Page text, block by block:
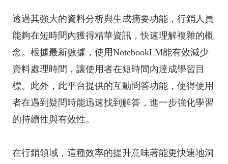
透過其強大的資料分析與生成摘要功能，行銷人員
能夠在短時間內獲得精華資訊，快速理解複雜的概
念。根據最新數據，使用NotebookLM能有效減少
資料處理時間，讓使用者在短時間內達成學習目
標。此外，此平台提供的互動問答功能，使得使用
者在遇到疑問時能迅速找到解答，進一步強化學習
的持續性與有效性。
在行銷領域，這種效率的提升意味著能更快速地洞